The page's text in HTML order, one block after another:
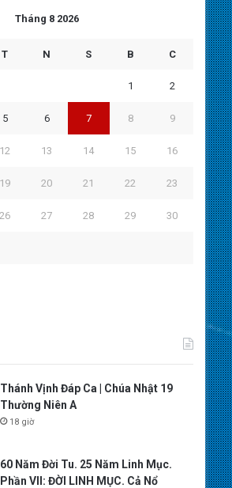
Tháng 8 2026
T N S B C
1 2
5 6 7 8 9
12 13 14 15 16
19 20 21 22 23
26 27 28 29 30
Thánh Vịnh Đáp Ca | Chúa Nhật 19
Thường Niên A
18 giờ
60 Năm Đời Tu. 25 Năm Linh Mục.
Phần VII: ĐỜI LINH MỤC. Cả Nổ